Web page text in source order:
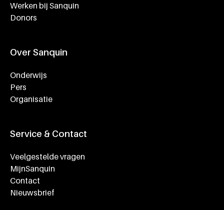
Werken bij Sanquin
Donors
Over Sanquin
Onderwijs
Pers
Organisatie
Service & Contact
Veelgestelde vragen
MijnSanquin
Contact
Nieuwsbrief